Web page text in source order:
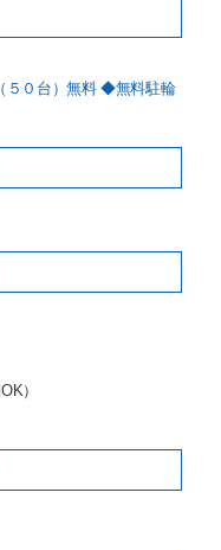
５０台）無料 ◆無料駐輪
）